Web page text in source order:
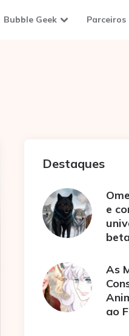
Bubble Geek Parceiros
Destaques
e
As
ao